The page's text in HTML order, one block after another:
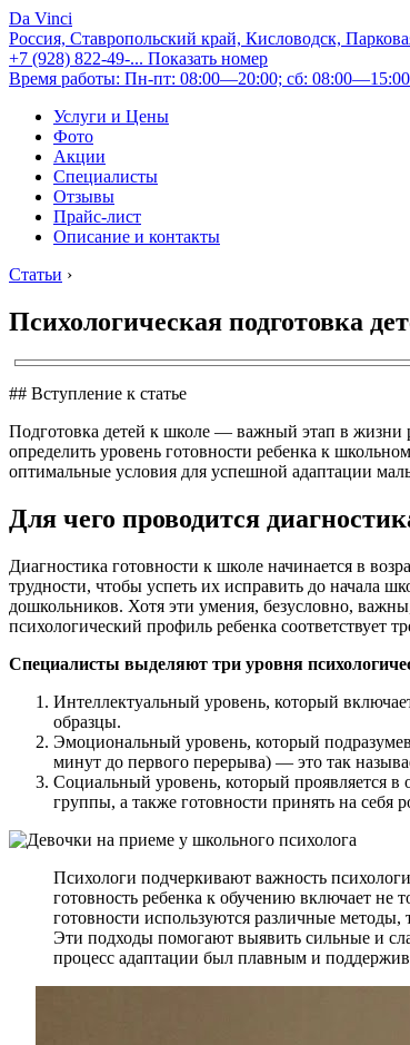
Da Vinci
Россия, Ставропольский край, Кисловодск,
+7 (928) 822-49-... Показать номер
Время работы: Пн-пт: 08:00—20:00; сб: 08:00—15:00
Услуги и Цены
Фото
Акции
Специалисты
Отзывы
Прайс-лист
Описание и контакты
Статьи ›
Психологическая подготовка
## Вступление к статье
Подготовка детей к школе — важный этап в жизни
определить уровень готовности ребенка к
оптимальные условия для успешной адаптации
Для чего проводится
Диагностика готовности к школе начинается в
трудности, чтобы успеть их исправить до начала
дошкольников. Хотя эти умения, безусловно,
психологический профиль ребенка соответствует
Специалисты выделяют три уровня
Интеллектуальный уровень, который
образцы.
Эмоциональный уровень, который
минут до первого перерыва) — это так
Социальный уровень, который проявляется
группы, а также готовности принять на себя
Психологи подчеркивают важность
готовность ребенка к обучению включает
готовности используются различные
Эти подходы помогают выявить сильные и
процесс адаптации был плавным и